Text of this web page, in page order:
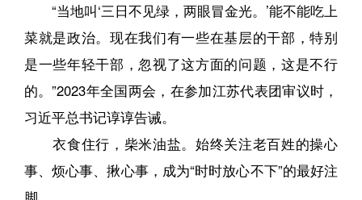
“当地叫‘三日不见绿，两眼冒金光。’能不能吃上
菜就是政治。现在我们有一些在基层的干部，特别
是一些年轻干部，忽视了这方面的问题，这是不行
的。”2023年全国两会，在参加江苏代表团审议时，
习近平总书记谆谆告诫。
衣食住行，柴米油盐。始终关注老百姓的操心
事、烦心事、揪心事，成为“时时放心不下”的最好注